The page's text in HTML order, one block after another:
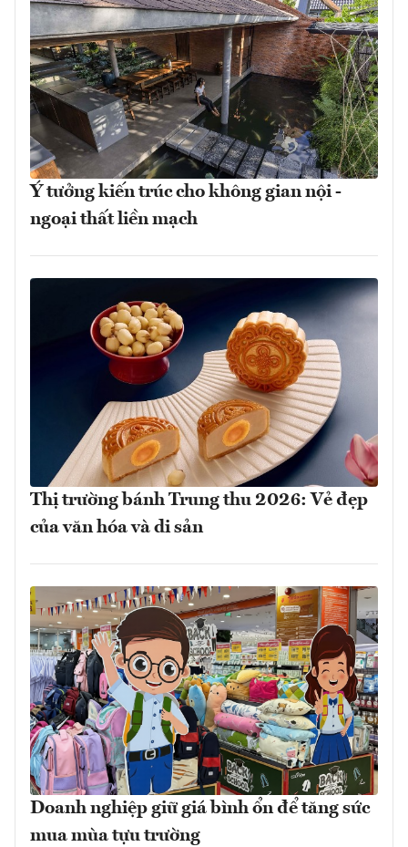
Ý tưởng kiến trúc cho không gian nội -
ngoại thất liền mạch
Thị trường bánh Trung thu 2026: Vẻ đẹp
của văn hóa và di sản
Doanh nghiệp giữ giá bình ổn để tăng sức
mua mùa tựu trường